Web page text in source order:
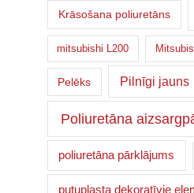
Krāsošana poliuretāns
mitsubishi L200
Pelēks Pilnīgi jauns
Poliuretāna
poliuretāna pārklājums
putuplasta dekoratīvie